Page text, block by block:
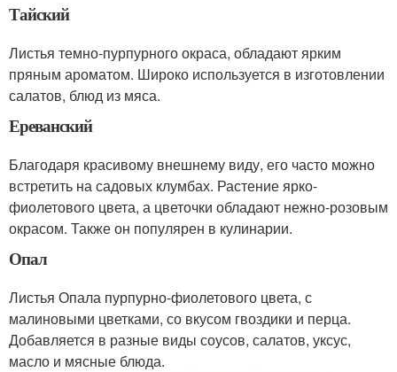
Тайский
Листья темно-пурпурного окраса, обладают ярким
пряным ароматом. Широко используется в изготовлении
салатов, блюд из мяса.
Ереванский
Благодаря красивому внешнему виду, его часто можно
встретить на садовых клумбах. Растение ярко-
фиолетового цвета, а цветочки обладают нежно-розовым
окрасом. Также он популярен в кулинарии.
Опал
Листья Опала пурпурно-фиолетового цвета, с
малиновыми цветками, со вкусом гвоздики и перца.
Добавляется в разные виды соусов, салатов, уксус,
масло и мясные блюда.